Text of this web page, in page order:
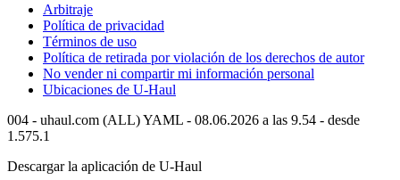
Arbitraje
Política de privacidad
Términos de uso
Política de retirada por violación de los derechos de autor
No vender ni compartir mi información personal
Ubicaciones de U-Haul
004 - uhaul.com (ALL) YAML - 08.06.2026 a las 9.54 - desde
1.575.1
Descargar la aplicación de U-Haul